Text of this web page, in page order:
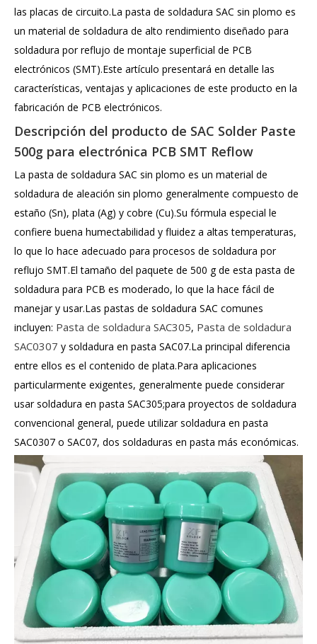
las placas de circuito.La pasta de soldadura SAC sin plomo es
un material de soldadura de alto rendimiento diseñado para
soldadura por reflujo de montaje superficial de PCB
electrónicos (SMT).Este artículo presentará en detalle las
características, ventajas y aplicaciones de este producto en la
fabricación de PCB electrónicos.
Descripción del producto de SAC Solder Paste
500g para electrónica PCB SMT Reflow
La pasta de soldadura SAC sin plomo es un material de
soldadura de aleación sin plomo generalmente compuesto de
estaño (Sn), plata (Ag) y cobre (Cu).Su fórmula especial le
confiere buena humectabilidad y fluidez a altas temperaturas,
lo que lo hace adecuado para procesos de soldadura por
reflujo SMT.El tamaño del paquete de 500 g de esta pasta de
soldadura para PCB es moderado, lo que la hace fácil de
manejar y usar.Las pastas de soldadura SAC comunes
incluyen: Pasta de soldadura SAC305, Pasta de soldadura
SAC0307 y soldadura en pasta SAC07.La principal diferencia
entre ellos es el contenido de plata.Para aplicaciones
particularmente exigentes, generalmente puede considerar
usar soldadura en pasta SAC305;para proyectos de soldadura
convencional general, puede utilizar soldadura en pasta
SAC0307 o SAC07, dos soldaduras en pasta más económicas.